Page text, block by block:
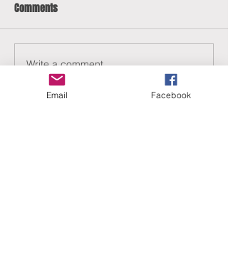
Comments
Write a comment...
Email Facebook